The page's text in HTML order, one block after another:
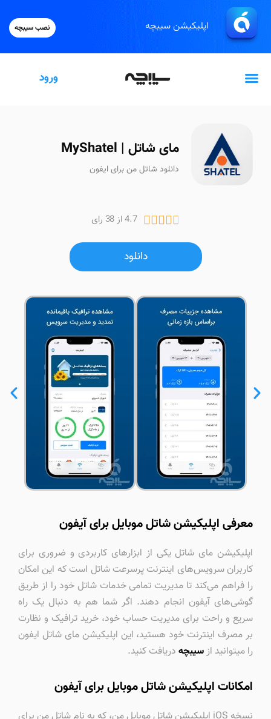
نصب سیبچه اپلیکیشن سیبچه
ورود
مای شاتل | MyShatel
دانلود شاتل من برای ایفون
4.7 از 38 رای 
دانلود
معرفی اپلیکیشن شاتل موبایل برای آیفون
اپلیکیشن مای شاتل یکی از ابزارهای کاربردی و ضروری برای
کاربران سرویس‌های اینترنت پرسرعت شاتل است که این امکان
را فراهم می‌کند تا مدیریت تمامی خدمات شاتل خود را از طریق
گوشی‌های آیفون انجام دهند. اگر شما هم به دنبال یک راه
سریع و راحت برای مدیریت حساب خود، خرید ترافیک و نظارت
بر مصرف اینترنت خود هستید، این اپلیکیشن مای شاتل ایفون
را میتوانید ازسیبچه دریافت کنید.
امکانات اپلیکیشن شاتل موبایل برای آیفون